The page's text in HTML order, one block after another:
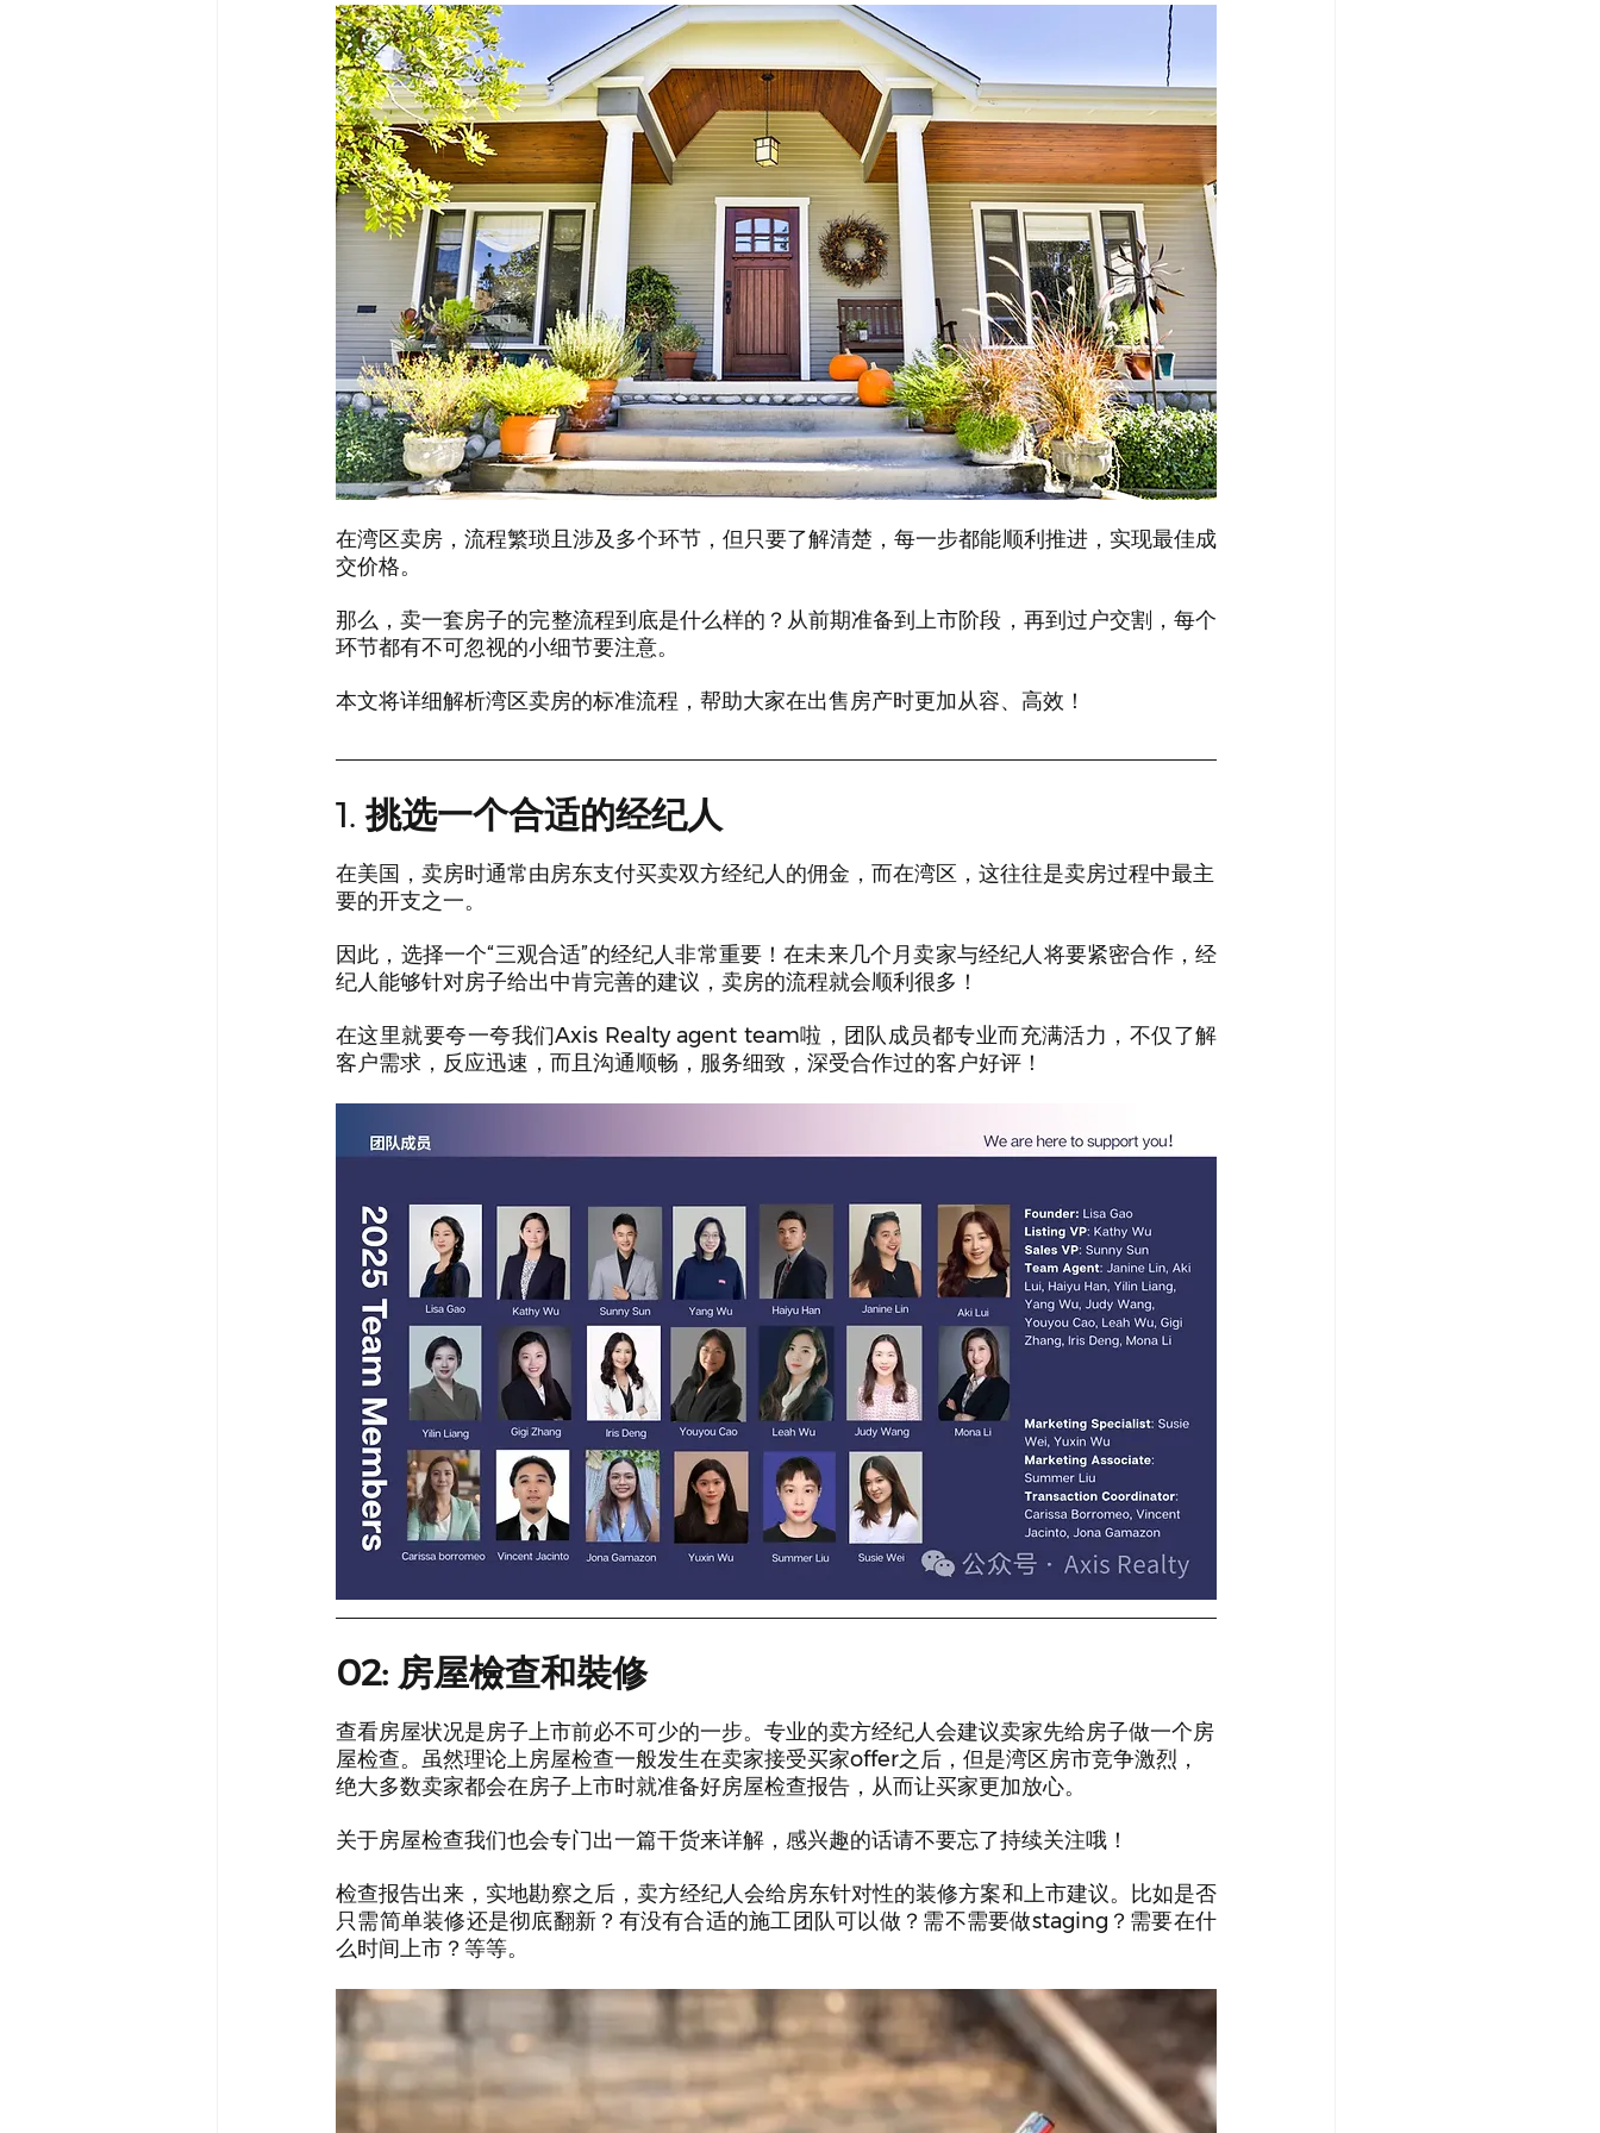
在湾区卖房，流程繁琐且涉及多个环节，但只要了解清楚，每一步都能顺利推进，实现最佳成
交价格。
那么，卖一套房子的完整流程到底是什么样的？从前期准备到上市阶段，再到过户交割，每个
环节都有不可忽视的小细节要注意。
本文将详细解析湾区卖房的标准流程，帮助大家在出售房产时更加从容、高效！
1. 挑选一个合适的经纪人
在美国，卖房时通常由房东支付买卖双方经纪人的佣金，而在湾区，这往往是卖房过程中最主
要的开支之一。
因此，选择一个“三观合适”的经纪人非常重要！在未来几个月卖家与经纪人将要紧密合作，经
纪人能够针对房子给出中肯完善的建议，卖房的流程就会顺利很多！
在这里就要夸一夸我们Axis Realty agent team啦，团队成员都专业而充满活力，不仅了解
客户需求，反应迅速，而且沟通顺畅，服务细致，深受合作过的客户好评！
02: 房屋檢查和裝修
查看房屋状况是房子上市前必不可少的一步。专业的卖方经纪人会建议卖家先给房子做一个房
屋检查。虽然理论上房屋检查一般发生在卖家接受买家offer之后，但是湾区房市竞争激烈，
绝大多数卖家都会在房子上市时就准备好房屋检查报告，从而让买家更加放心。
关于房屋检查我们也会专门出一篇干货来详解，感兴趣的话请不要忘了持续关注哦！
检查报告出来，实地勘察之后，卖方经纪人会给房东针对性的装修方案和上市建议。比如是否
只需简单装修还是彻底翻新？有没有合适的施工团队可以做？需不需要做staging？需要在什
么时间上市？等等。